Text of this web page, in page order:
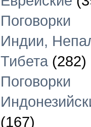
Поговорки
Индии,
Тибета (282)
Поговорки
(167)